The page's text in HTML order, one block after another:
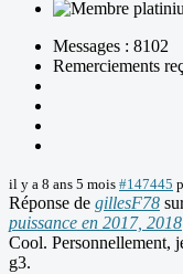
Messages : 8102
Remerciements
il y a 8 ans 5 mois #147445
Réponse de gillesF78
puissance en 2017, 2018
Cool. Personnellement,
g3.